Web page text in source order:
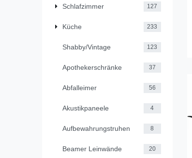
Schlafzimmer 127
Küche 233
Shabby/Vintage 123
Apothekerschränke 37
Abfalleimer 56
Akustikpaneele 4
Aufbewahrungstruhen 8
Beamer Leinwände 20